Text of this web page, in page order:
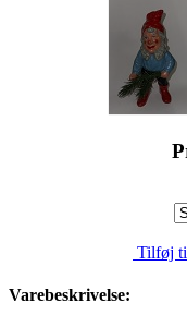
Tilføj
Varebeskrivelse: